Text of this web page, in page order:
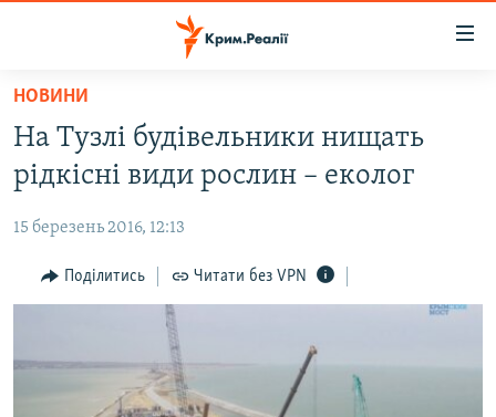
Перейти
основного
матеріалу
Перейти
до
навігації
Перейти
пошуку
ВОДА.КРИМ
ВІДЕО ТА ФОТО
ПОЛІТИКА
БЛОГИ
ІНТЕРВ'Ю
ВСЕ ЗА ДЕНЬ
НОВИНИ
На Тузлі будівельники нищать
рідкісні види рослин – еколог
15 березень 2016, 12:13
Поділитись Читати без VPN